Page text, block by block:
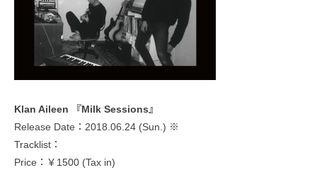
Klan Aileen 『Milk Sessions』
Release Date：2018.06.24 (Sun.) ※
Tracklist：
Price：￥1500 (Tax in)